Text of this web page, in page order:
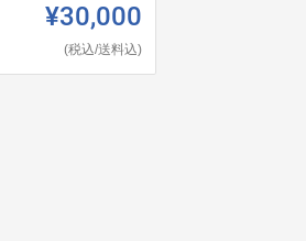
¥30,000
(税込/送料込)